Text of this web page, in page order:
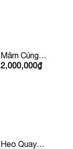
Mâm Cúng
Lộc Phát
2,000,000₫
Heo Quay